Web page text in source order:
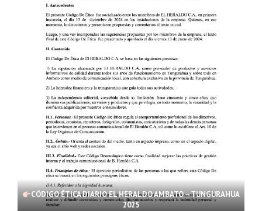
CÓDIGO ÉTICA DIARIO EL HERALDO AMBATO – TUNGURAHUA
2025